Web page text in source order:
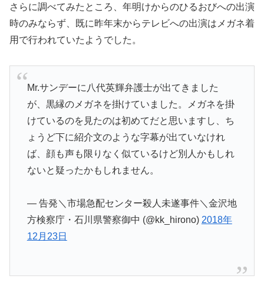
さらに調べてみたところ、年明けからのひるおびへの出演
時のみならず、既に昨年末からテレビへの出演はメガネ着
用で行われていたようでした。
Mr.サンデーに八代英輝弁護士が出てきました
が、黒縁のメガネを掛けていました。メガネを掛
けているのを見たのは初めてだと思いますし、ち
ょうど下に紹介文のような字幕が出ていなけれ
ば、顔も声も限りなく似ているけど別人かもしれ
ないと疑ったかもしれません。
— 告発＼市場急配センター殺人未遂事件＼金沢地
方検察庁・石川県警察御中 (@kk_hirono) 2018年
12月23日